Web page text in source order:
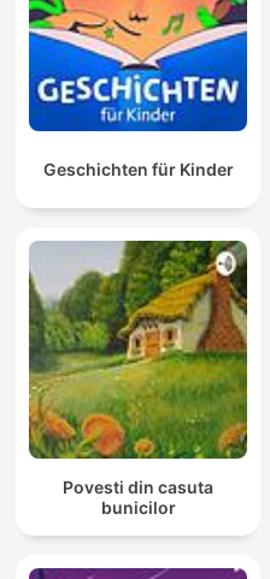
Geschichten für Kinder
Povesti din casuta
bunicilor